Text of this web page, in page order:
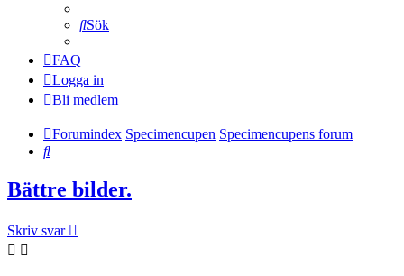
Sök
FAQ
Logga in
Bli medlem
Forumindex Specimencupen Specimencupens forum
Sök
Bättre bilder.
Skriv svar